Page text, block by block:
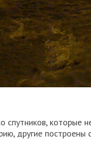
которые
другие построены